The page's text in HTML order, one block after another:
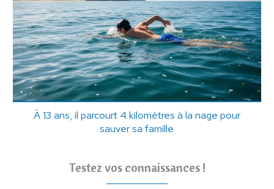
À 13 ans, il parcourt 4 kilomètres à la nage pour
sauver sa famille
Testez vos connaissances !